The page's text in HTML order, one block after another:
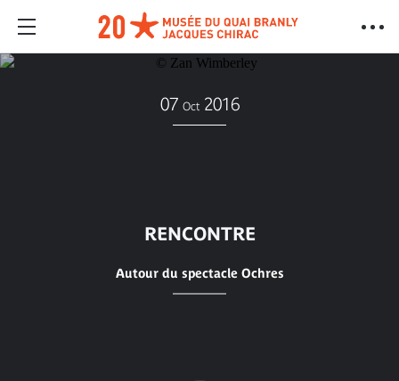
07 Oct 2016
RENCONTRE
Autour du spectacle Ochres